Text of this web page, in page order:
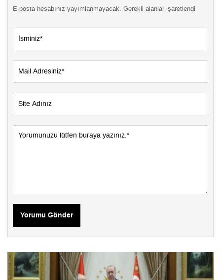
E-posta hesabınız yayımlanmayacak. Gerekli alanlar işaretlendi
Yorumu Gönder